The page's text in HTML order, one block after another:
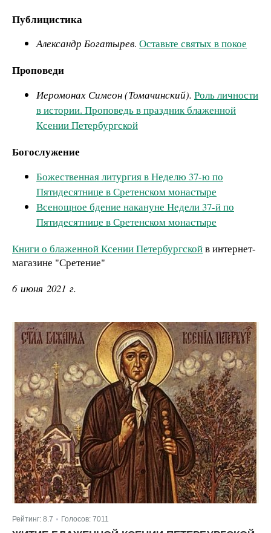
Публицистика
Александр Богатырев. Оставьте святых в покое
Проповеди
Иеромонах Симеон (Томачинский). Роль личности
в истории. Проповедь в праздник блаженной
Ксении Петербургской
Богослужение
Божественная литургия в Неделю 37-ю по
Пятидесятнице в Сретенском монастыре
Всенощное бдение накануне Недели 37-й по
Пятидесятнице в Сретенском монастыре
Книги о блаженной Ксении Петербургскойв интернет-
магазине "Сретение"
6 июня 2021 г.
Рейтинг: 8.7 Голосов: 7011